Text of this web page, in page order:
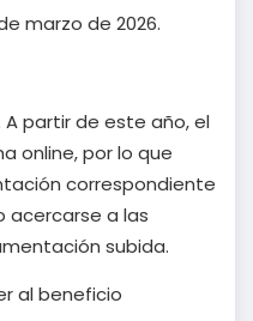
marzo de 2026.
partir de este año, el
online, por lo que
correspondiente
acercarse a las
subida.
al beneficio